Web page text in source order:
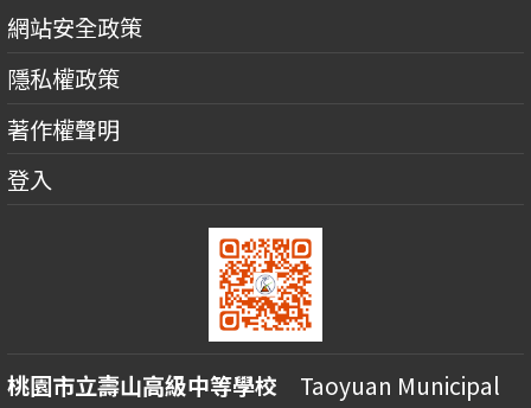
網站安全政策
隱私權政策
著作權聲明
登入
桃園市立壽山高級中等學校 Taoyuan Municipal